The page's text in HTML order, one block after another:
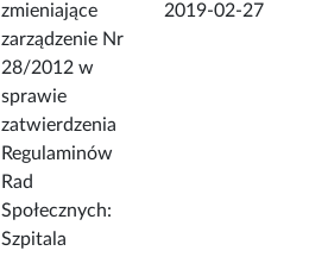
zmieniające
zarządzenie Nr
28/2012 w
sprawie
zatwierdzenia
Regulaminów
Rad
Społecznych:
Szpitala
2019-02-27